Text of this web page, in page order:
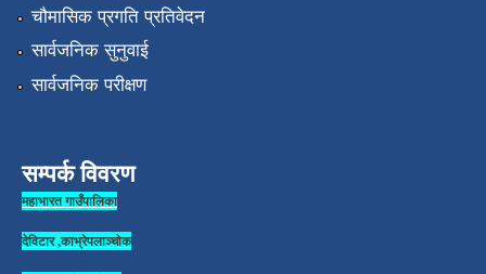
चौमासिक प्रगति प्रतिवेदन
सार्वजनिक सुनुवाई
सार्वजनिक परीक्षण
सम्पर्क विवरण
महाभारत गाउँपालिका
देविटार ,काभ्रेपलाञ्चोक